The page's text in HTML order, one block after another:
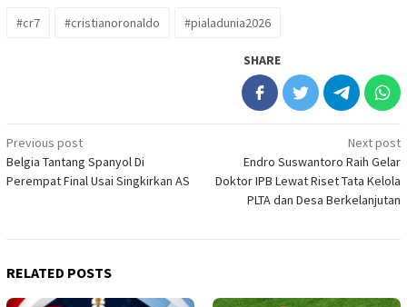
#cr7 #cristianoronaldo #pialadunia2026
SHARE
Post
navigation
Previous post
Belgia Tantang Spanyol Di
Perempat Final Usai Singkirkan AS
Next post
Endro Suswantoro Raih Gelar
Doktor IPB Lewat Riset Tata Kelola
PLTA dan Desa Berkelanjutan
RELATED POSTS